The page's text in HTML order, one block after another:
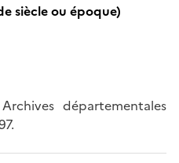
siècle ou époque)
départementales